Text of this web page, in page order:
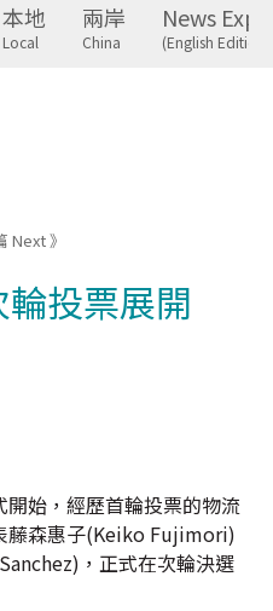
本地
Local
兩岸
China
News
(English Edition)
Next 》
投票展開
始，經歷首輪投票的物流
藤森惠子(Keiko Fujimori)
，正式在次輪決選